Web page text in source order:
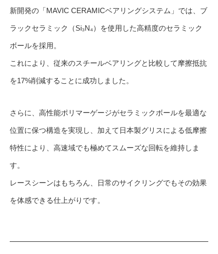
新開発の「MAVIC CERAMICベアリングシステム」では、ブ
ラックセラミック（Si₃N₄）を使用した高精度のセラミック
ボールを採用。
これにより、従来のスチールベアリングと比較して摩擦抵抗
を17%削減することに成功しました。
さらに、高性能ポリマーゲージがセラミックボールを最適な
位置に保つ構造を実現し、加えて日本製グリスによる低摩擦
特性により、高速域でも極めてスムーズな回転を維持しま
す。
レースシーンはもちろん、日常のサイクリングでもその効果
を体感できる仕上がりです。